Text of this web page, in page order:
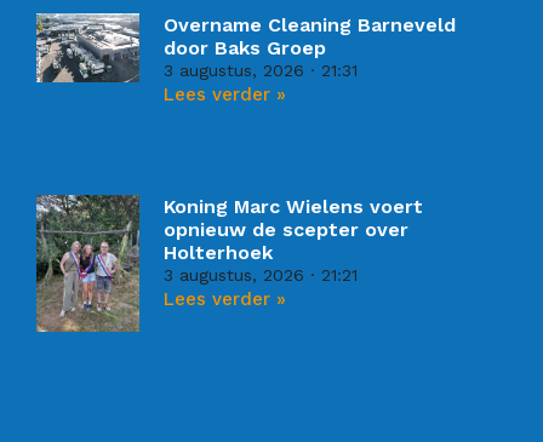
Overname Cleaning Barneveld
door Baks Groep
3 augustus, 2026 21:31
Lees verder »
Koning Marc Wielens voert
opnieuw de scepter over
Holterhoek
3 augustus, 2026 21:21
Lees verder »